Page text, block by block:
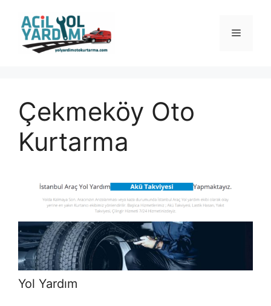
Menü
Çekmeköy Oto
Kurtarma
Yol Yardım